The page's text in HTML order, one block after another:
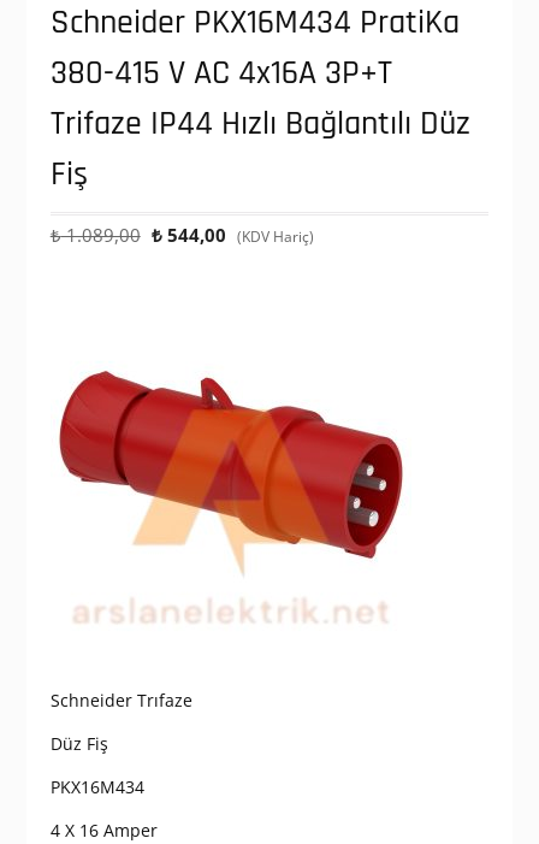
Schneider PKX16M434 PratiKa
380-415 V AC 4x16A 3P+T
Trifaze IP44 Hızlı Bağlantılı Düz
Fiş
₺1.089,00 Orijinal
₺544,00 Şu
(KDV Hariç)
Schneider Trıfaze
Düz Fiş
PKX16M434
4 X 16 Amper